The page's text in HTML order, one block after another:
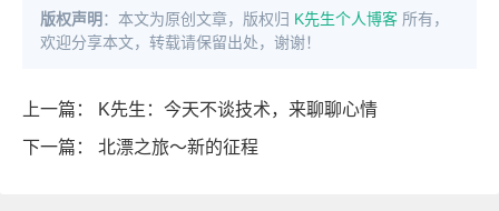
版权声明 ：本文为原创文章，版权归 K先生个人博客 所有，
欢迎分享本文，转载请保留出处，谢谢！
上一篇：
K先生：今天不谈技术，来聊聊心情
下一篇： 北漂之旅～新的征程